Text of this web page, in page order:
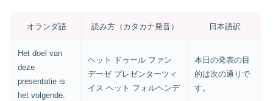
オランダ語 読み方（カタカナ発音） 日本語訳
Het doel van
deze
presentatie is
het volgende.
ヘット ドゥール ファン
デーゼ プレゼンターツィ
イス ヘット フォルヘンデ
本日の発表の目
的は次の通りで
す。